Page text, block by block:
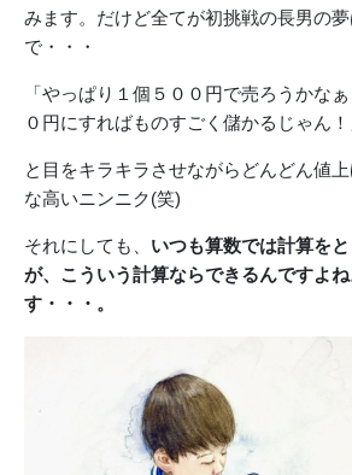
みます。だけど全てが初挑戦の長男の
で・・・
「やっぱり１個５００円で売ろうかな
０円にすればものすごく儲かるじゃん！
と目をキラキラさせながらどんどん値
な高いニンニク(笑)
それにしても、 いつも算数では計算を
が、こういう計算ならできるんですよ
す・・・。